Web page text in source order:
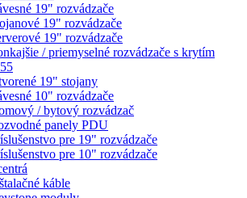
19" rozvádzače
19" rozvádzače
19" rozvádzače
/ priemyselné rozvádzače s krytím
19" stojany
10" rozvádzače
/ bytový rozvádzač
panely PDU
pre 19" rozvádzače
pre 10" rozvádzače
káble